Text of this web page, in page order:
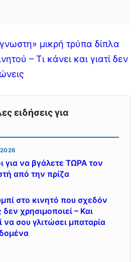
μικρή τρύπα δίπλα
– Τι κάνει και γιατί δεν
ειδήσεις για
για να βγάλετε ΤΩΡΑ τον
από την πρίζα
στο κινητό που σχεδόν
δεν χρησιμοποιεί – Και
να σου γλιτώσει μπαταρία